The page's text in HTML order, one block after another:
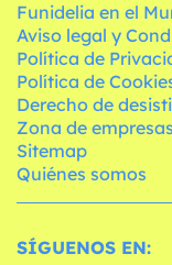
Funidelia en el
Aviso legal y
Política de
Política de
Derecho de
Zona de empresas
Sitemap
Quiénes somos
SÍGUENOS EN: